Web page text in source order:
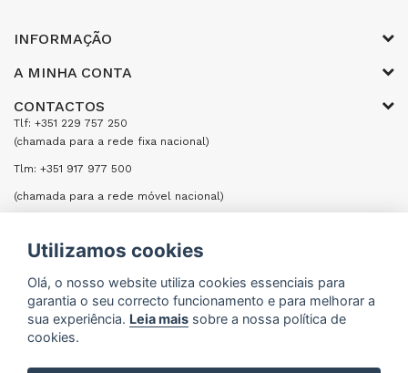
INFORMAÇÃO
A MINHA CONTA
CONTACTOS
Tlf: +351 229 757 250
(chamada para a rede fixa nacional)
Tlm: +351 917 977 500
(chamada para a rede móvel nacional)
ENVIAR UMA MENSAGEM
Utilizamos cookies
Olá, o nosso website utiliza cookies essenciais para
garantia o seu correcto funcionamento e para melhorar a
sua experiência. Leia mais sobre a nossa política de
cookies.